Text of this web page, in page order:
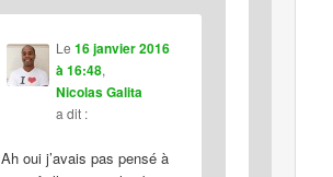
Le 16 janvier 2016
à 16:48,
Nicolas Galita
a dit :
Ah oui j’avais pas pensé à